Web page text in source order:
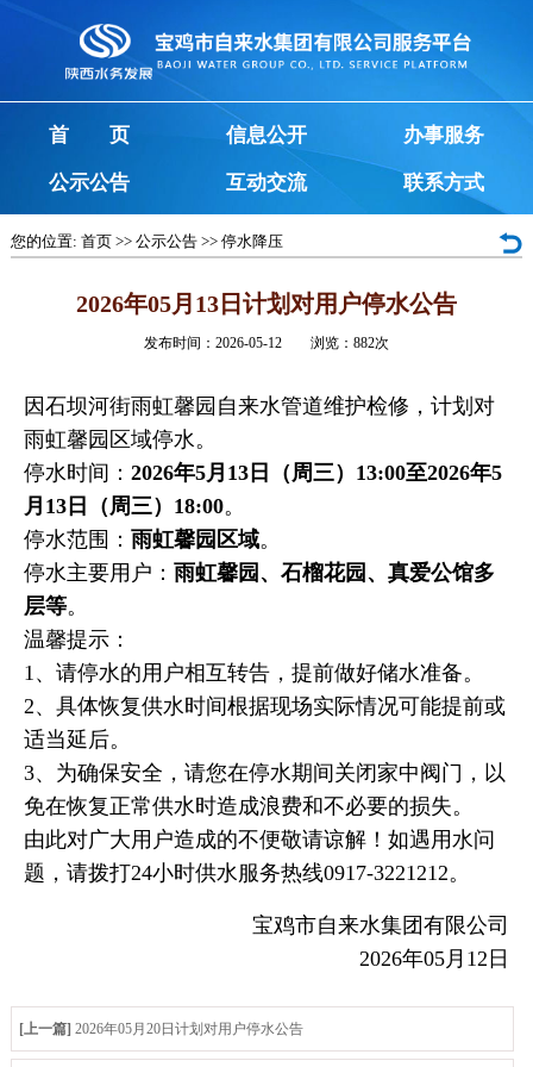
首 页 信息公开 办事服务
公示公告 互动交流 联系方式
您的位置: 首页>> 公示公告>> 停水降压
2026年05月13日计划对用户停水公告
发布时间：2026-05-12 浏览： 882次
因石坝河街雨虹馨园自来水管道维护检修，计划对
雨虹馨园区域停水。
停水时间： 2026年5月13日（周三）13:00至2026年5
月13日（周三）18:00。
停水范围： 雨虹馨园区域。
停水主要用户： 雨虹馨园、石榴花园、真爱公馆多
层等。
温馨提示：
1、请停水的用户相互转告，提前做好储水准备。
2、具体恢复供水时间根据现场实际情况可能提前或
适当延后。
3、为确保安全，请您在停水期间关闭家中阀门，以
免在恢复正常供水时造成浪费和不必要的损失。
由此对广大用户造成的不便敬请谅解！如遇用水问
题，请拨打24小时供水服务热线0917-3221212。
宝鸡市自来水集团有限公司
2026年05月12日
[上一篇] 2026年05月20日计划对用户停水公告